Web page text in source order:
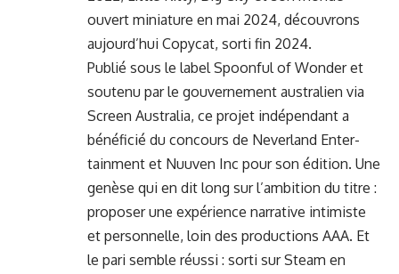
ouvert minia­ture en mai 2024, décou­vrons
aujour­d’hui Copy­cat, sor­ti fin 2024.
Pub­lié sous le label Spoon­ful of Won­der et
soutenu par le gou­verne­ment aus­tralien via
Screen Aus­tralia, ce pro­jet indépen­dant a
béné­fi­cié du con­cours de Nev­er­land Enter­
tain­ment et Nuu­ven Inc pour son édi­tion. Une
genèse qui en dit long sur l’am­bi­tion du titre :
pro­pos­er une expéri­ence nar­ra­tive intimiste
et per­son­nelle, loin des pro­duc­tions AAA. Et
le pari sem­ble réus­si : sor­ti sur Steam en